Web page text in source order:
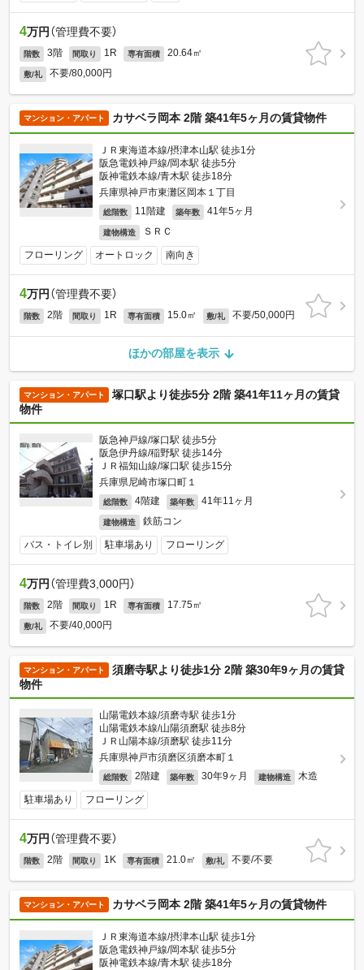
4万円 （管理費不要）
階数 3階 間取り 1R 専有面積 20.64㎡
敷/礼 不要/80,000円
マンション・アパート カサベラ岡本 2階 築41年5ヶ月の賃貸物件
ＪＲ東海道本線/摂津本山駅 徒歩1分
阪急電鉄神戸線/岡本駅 徒歩5分
阪神電鉄本線/青木駅 徒歩18分
兵庫県神戸市東灘区岡本１丁目
総階数 11階建 築年数 41年5ヶ月
建物構造 ＳＲＣ
フローリング オートロック 南向き
4万円 （管理費不要）
階数 2階 間取り 1R 専有面積 15.0㎡ 敷/礼 不要/50,000円
ほかの部屋を表示
マンション・アパート
塚口駅より徒歩5分 2階 築41年11ヶ月の賃貸
物件
阪急神戸線/塚口駅 徒歩5分
阪急伊丹線/稲野駅 徒歩14分
ＪＲ福知山線/塚口駅 徒歩15分
兵庫県尼崎市塚口町１
総階数 4階建 築年数 41年11ヶ月
建物構造 鉄筋コン
バス・トイレ別 駐車場あり フローリング
4万円 （管理費3,000円）
階数 2階 間取り 1R 専有面積 17.75㎡
敷/礼 不要/40,000円
マンション・アパート
須磨寺駅より徒歩1分 2階 築30年9ヶ月の賃貸
物件
山陽電鉄本線/須磨寺駅 徒歩1分
山陽電鉄本線/山陽須磨駅 徒歩8分
ＪＲ山陽本線/須磨駅 徒歩11分
兵庫県神戸市須磨区須磨本町１
総階数 2階建 築年数 30年9ヶ月 建物構造 木造
駐車場あり フローリング
4万円 （管理費不要）
階数 2階 間取り 1K 専有面積 21.0㎡ 敷/礼 不要/不要
マンション・アパート カサベラ岡本 2階 築41年5ヶ月の賃貸物件
ＪＲ東海道本線/摂津本山駅 徒歩1分
阪急電鉄神戸線/岡本駅 徒歩5分
阪神電鉄本線/青木駅 徒歩18分